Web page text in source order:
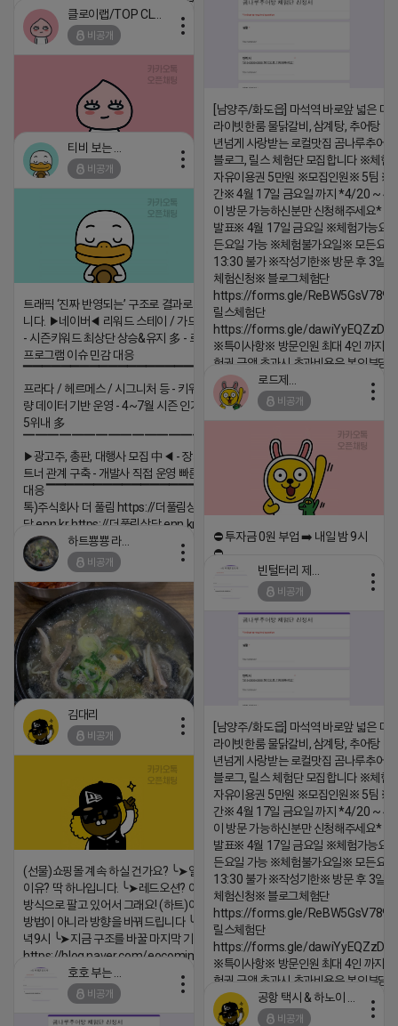
2026-04-18 17:12
[남양주/화도읍] 마석역 바로앞 넓은 매
라이빗한룸 물닭갈비, 삼계탕, 추어탕 맛
년넘게 사랑받는 로컬맛집 곰나루추어
블로그, 릴스 체험단 모집합니다 ※체험
자유이용권 5만원 ※모집인원※ 5팀 ※
간※ 4월 17일 금요일 까지 *4/20 ~ 4/
이 방문 가능하신분만 신청해주세요* ※
발표※ 4월 17일 금요일 ※체험가능요
든요일 가능 ※체험불가요일※ 모든요
13:30 불가 ※작성기한※ 방문 후 3일
체험신청※ 블로그체험단
https://forms.gle/
릴스체험단
https://forms.gle/
※특이사항※ 방문인원 최대 4인 까지
험권 금액 초과시 초과비용은 본인부담
2026-04-18 17:12
비공개
2026-04-18 17:05
비공개
트래픽 ‘진짜 반영되는’ 구조로 결과로 보여드립
니다. ▶네이버◀ 리워드 스테이 / 가드 / 자몽 등
- 시즌키워드 최상단 상승&유지 多 - 로직변화,
프로그램 이슈 민감 대응
▔▔▔▔▔▔▔▔▔▔▔▔▔▔▔▔▔▔ ▶쿠팡◀
프라다 / 헤르메스 / 시그니처 등 - 키워드 검색
량 데이터 기반 운영 - 4~7월 시즌 인기 키워드
5위내 多
▔▔▔▔▔▔▔▔▔▔▔▔▔▔▔▔▔▔
▶광고주, 총판, 대행사 모집 中◀ - 장기 협업 파
트너 관계 구축 - 개발사 직접 운영 빠른 피드백
대응 ▔▔▔▔▔▔▔▔▔▔▔▔▔▔▔▔▔▔ (카
톡)주식회사 더 풀림 https://더풀림상
담.enn.kr https://더풀림상담.enn.kr
2026-04-18 17:26
비공개
⛔️ 투자금 0원 부업 ➡️ 내일 밤 9시
⛔️
2026-04-18 17:23
하트뿅뿅 라이언
비공개
https://m.blog.naver.com/wlgus1647/224253846149
2026-04-18 17:23
비공개
[남양주/화도읍] 마석역 바로앞 넓은 매
라이빗한룸 물닭갈비, 삼계탕, 추어탕 맛
년넘게 사랑받는 로컬맛집 곰나루추어
블로그, 릴스 체험단 모집합니다 ※체험
자유이용권 5만원 ※모집인원※ 5팀 ※
간※ 4월 17일 금요일 까지 *4/20 ~ 4/
이 방문 가능하신분만 신청해주세요* ※
발표※ 4월 17일 금요일 ※체험가능요
든요일 가능 ※체험불가요일※ 모든요
13:30 불가 ※작성기한※ 방문 후 3일
체험신청※ 블로그체험단
https://forms.gle/
릴스체험단
https://forms.gle/
※특이사항※ 방문인원 최대 4인 까지
험권 금액 초과시 초과비용은 본인부담
2026-04-18 17:18
김대리
비공개
(선물)쇼핑몰 계속 하실 건가요? ╰➤열심히 해도 안되는
이유? 딱 하나입니다. ╰➤레드오션? 아니요! ╰➤모두 같은
방식으로 팔고 있어서 그래요! (하트)이번엔 다릅니다. ╰➤
방법이 아니라 방향을 바꿔드립니다 ╰➤4월 21일(화) 저
녁9시 ╰➤지금 구조를 바꿀 마지막 기회
https://blog.naver.com/eocomim/224250518436
2026-04-18 17:15
비공개
비공개